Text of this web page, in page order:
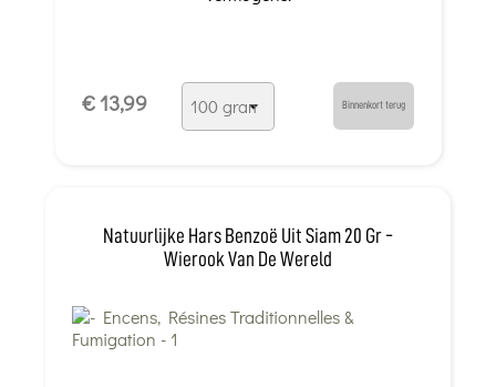
€ 13,99 Binnenkort terug
Natuurlijke Hars Benzoë Uit Siam 20 Gr -
Wierook Van De Wereld